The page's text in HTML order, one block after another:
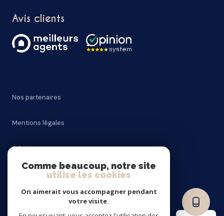
Avis clients
Nos partenaires
Mentions légales
Admin
Nos honoraires
Comme beaucoup, notre site
utilise les cookies
On aimerait vous accompagner pendant
votre visite.